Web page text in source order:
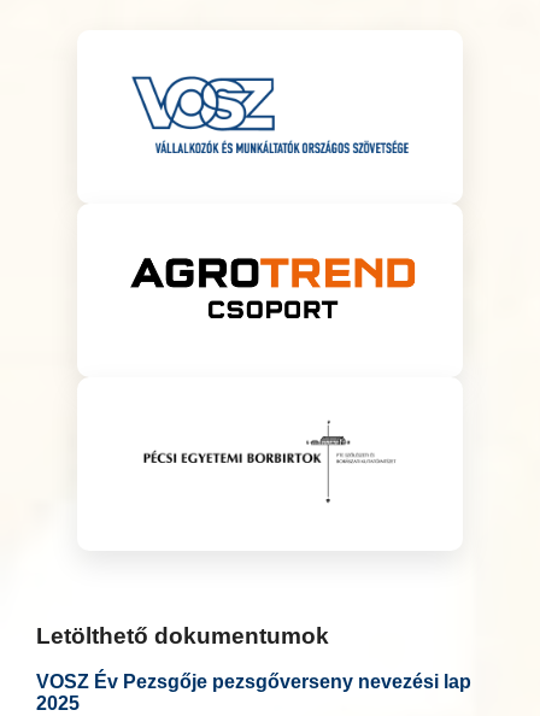
Letölthető dokumentumok
VOSZ Év Pezsgője pezsgőverseny nevezési lap
2025